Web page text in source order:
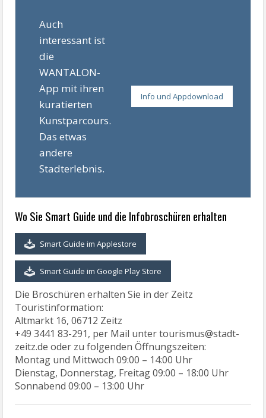
Auch
interessant ist
die
WANTALON-
App mit ihren
kuratierten
Kunstparcours.
Das etwas
andere
Stadterlebnis.
Info und Appdownload
Wo Sie Smart Guide und die Infobroschüren erhalten
Smart Guide im Applestore
Smart Guide im Google Play Store
Die Broschüren erhalten Sie in der Zeitz
Touristinformation:
Altmarkt 16, 06712 Zeitz
+49 3441 83-291, per Mail unter tourismus@stadt-
zeitz.de oder zu folgenden Öffnungszeiten:
Montag und Mittwoch 09:00 – 14:00 Uhr
Dienstag, Donnerstag, Freitag 09:00 – 18:00 Uhr
Sonnabend 09:00 – 13:00 Uhr